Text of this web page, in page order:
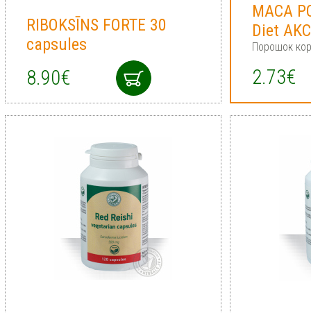
RIBOKSĪNS FORTE 30
сapsules
8.90€
MACA
Diet
Порошок
2.73€